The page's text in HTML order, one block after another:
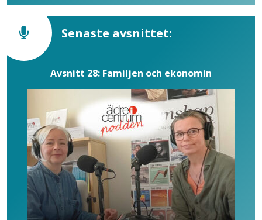
Senaste avsnittet:
Avsnitt 28: Familjen och ekonomin